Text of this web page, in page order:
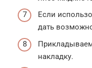
Если
дать
накладку.